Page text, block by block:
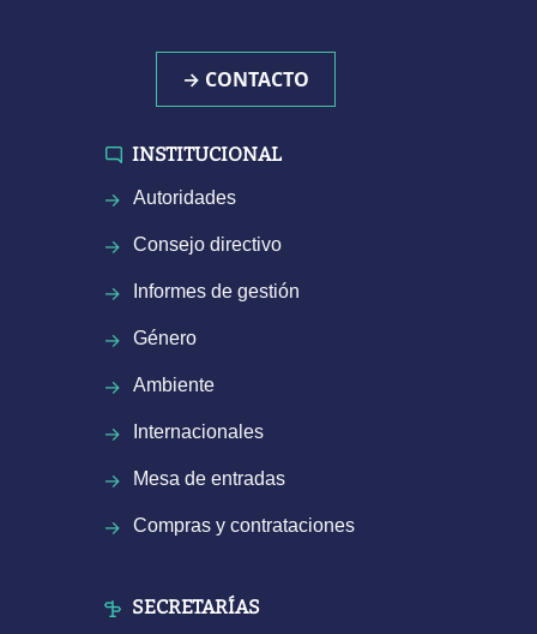
→ CONTACTO
INSTITUCIONAL
Autoridades
Consejo directivo
Informes de gestión
Género
Ambiente
Internacionales
Mesa de entradas
Compras y contrataciones
SECRETARÍAS